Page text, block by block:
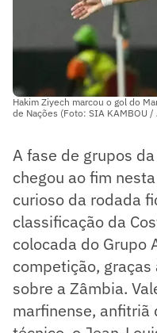
Hakim Ziyech marcou o gol do
de Nações (Foto: SIA KAMBOU /
A fase de grupos
chegou ao fim
curioso da rodada
classificação da
colocada do Grupo
competição,
sobre a Zâmbia.
marfinense, anfitriã